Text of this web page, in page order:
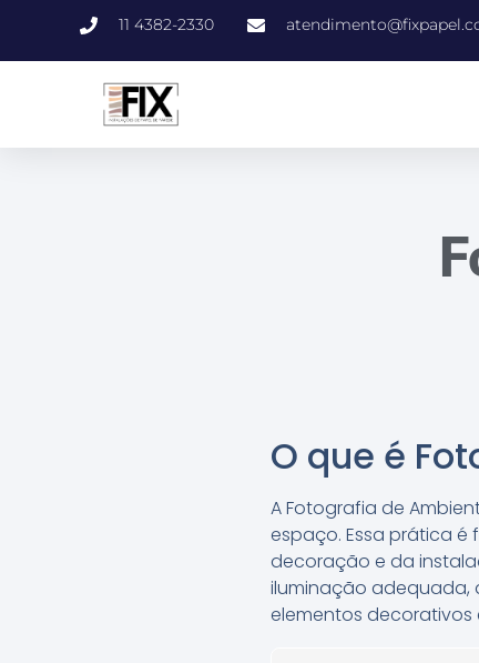
11 4382-2330
O que é
A Fotografia de
espaço. Essa prática
decoração e da
iluminação adequada,
elementos